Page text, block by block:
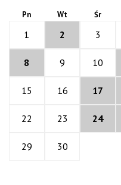
Pn Wt Śr
1 2 3
8 9 10
15 16 17
22 23 24
29 30